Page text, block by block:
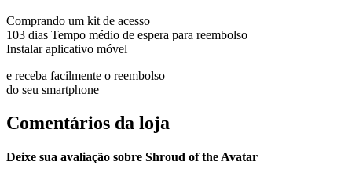
Comprando um kit de acesso
103 dias Tempo médio de espera para reembolso
Instalar aplicativo móvel
e receba facilmente o reembolso
do seu smartphone
Comentários da loja
Deixe sua avaliação sobre Shroud of the Avatar